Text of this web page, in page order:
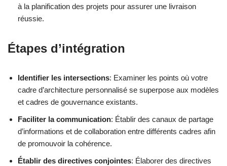
à la planification des projets pour assurer une livraison
réussie.
Étapes d’intégration
Identifier les intersections: Examiner les points où votre
cadre d’architecture personnalisé se superpose aux modèles
et cadres de gouvernance existants.
Faciliter la communication: Établir des canaux de partage
d’informations et de collaboration entre différents cadres afin
de promouvoir la cohérence.
Établir des directives conjointes: Élaborer des directives